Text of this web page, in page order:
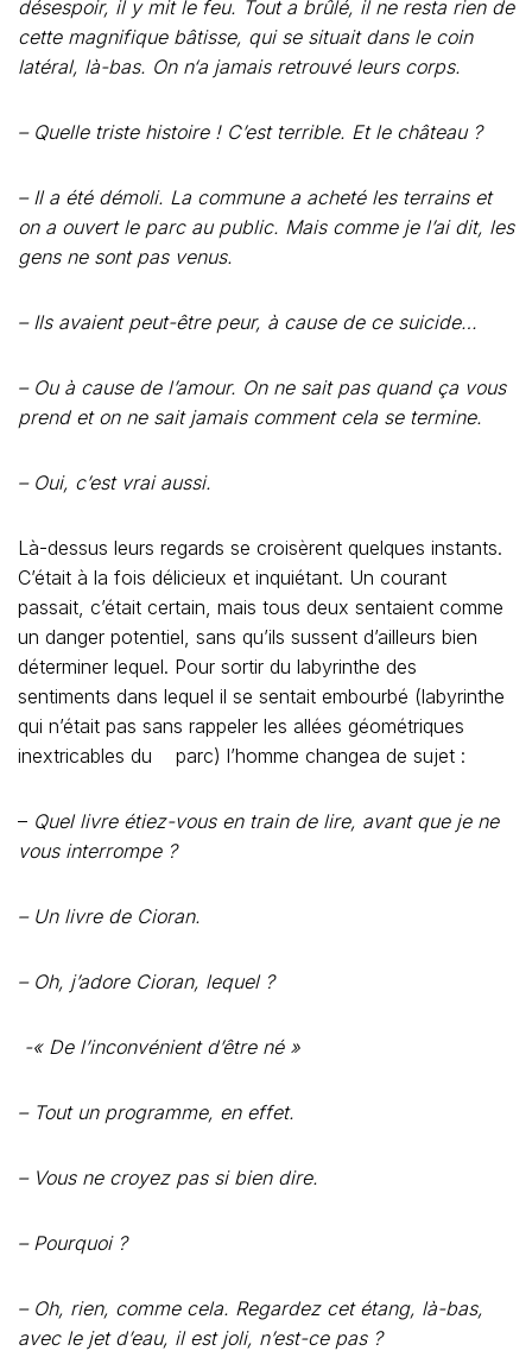
désespoir, il y mit le feu. Tout a brûlé, il ne resta rien de
cette magnifique bâtisse, qui se situait dans le coin
latéral, là-bas. On n‘a jamais retrouvé leurs corps.
– Quelle triste histoire ! C’est terrible. Et le château ?
– Il a été démoli. La commune a acheté les terrains et
on a ouvert le parc au public. Mais comme je l’ai dit, les
gens ne sont pas venus.
– Ils avaient peut-être peur, à cause de ce suicide…
– Ou à cause de l’amour. On ne sait pas quand ça vous
prend et on ne sait jamais comment cela se termine.
– Oui, c’est vrai aussi.
Là-dessus leurs regards se croisèrent quelques instants.
C’était à la fois délicieux et inquiétant. Un courant
passait, c’était certain, mais tous deux sentaient comme
un danger potentiel, sans qu’ils sussent d’ailleurs bien
déterminer lequel. Pour sortir du labyrinthe des
sentiments dans lequel il se sentait embourbé (labyrinthe
qui n’était pas sans rappeler les allées géométriques
inextricables du parc) l’homme changea de sujet :
– Quel livre étiez-vous en train de lire, avant que je ne
vous interrompe ?
– Un livre de Cioran.
– Oh, j’adore Cioran, lequel ?
-« De l’inconvénient d’être né »
– Tout un programme, en effet.
– Vous ne croyez pas si bien dire.
– Pourquoi ?
– Oh, rien, comme cela. Regardez cet étang, là-bas,
avec le jet d’eau, il est joli, n’est-ce pas ?